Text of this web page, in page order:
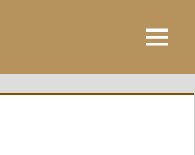
Menü